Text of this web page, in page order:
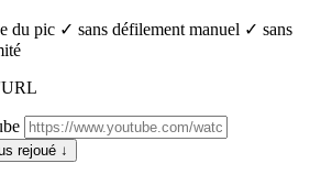
du pic ✓ sans défilement manuel ✓ sans
rejoué ↓